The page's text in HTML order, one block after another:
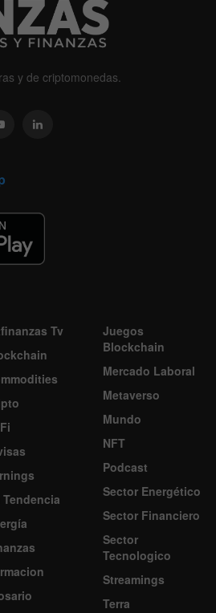
y de criptomonedas.
Tv
Tendencia
Juegos
Blockchain
Mercado Laboral
Metaverso
Mundo
NFT
Podcast
Sector Energético
Sector Financiero
Sector
Tecnologico
Streamings
Terra